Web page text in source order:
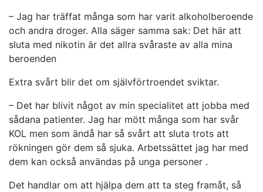
– Jag har träffat många som har varit alkoholberoende
och andra droger. Alla säger samma sak: Det här att
sluta med nikotin är det allra svåraste av alla mina
beroenden
Extra svårt blir det om självförtroendet sviktar.
– Det har blivit något av min specialitet att jobba med
sådana patienter. Jag har mött många som har svår
KOL men som ändå har så svårt att sluta trots att
rökningen gör dem så sjuka. Arbetssättet jag har med
dem kan också användas på unga personer .
Det handlar om att hjälpa dem att ta steg framåt, så